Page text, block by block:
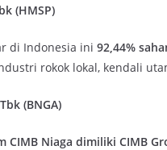
(HMSP)
di Indonesia ini 92,44%
rokok lokal, kendali
(BNGA)
CIMB Niaga dimiliki CIMB